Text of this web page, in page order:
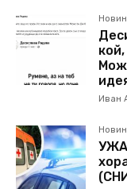
Иван